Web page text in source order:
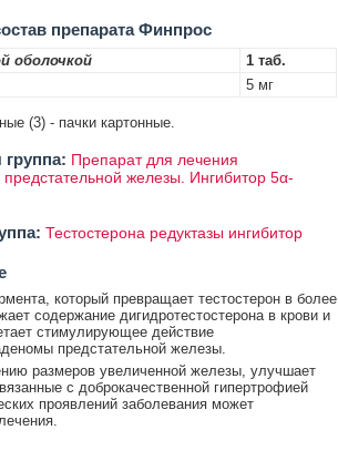
препарата Финпрос
оболочкой
1 таб.
5 мг
(3) - пачки картонные.
Препарат для лечения
железы. Ингибитор 5α-
Тестостерона редуктазы ингибитор
который превращает тестостерон в более
содержание дигидротестостерона в крови и
стимулирующее действие
предстательной железы.
размеров увеличенной железы, улучшает
с доброкачественной гипертрофией
проявлений заболевания может